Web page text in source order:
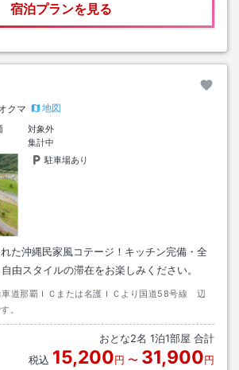
宿泊プランを見る
クマ
地図
対象外
集計中
駐車場あり
た沖縄民家風コテージ！キッチン完備・全
由スタイルの滞在をお楽しみください。
車道那覇ＩＣまたは名護ＩＣより国道58号線 辺
。
おとな2名 1泊1部屋 合計
税込 15,200円 〜 31,900円